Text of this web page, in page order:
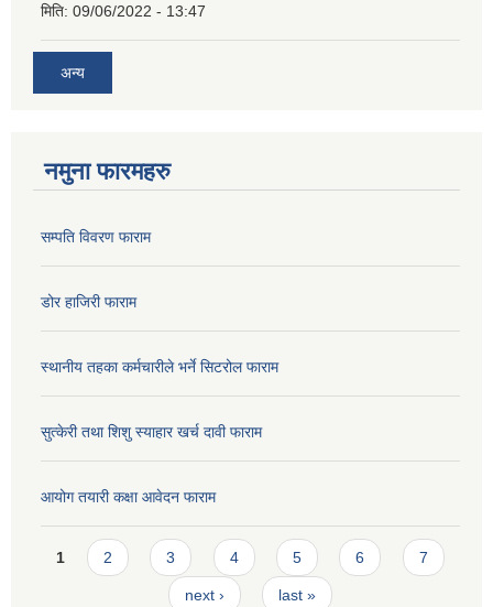
मिति: 09/06/2022 - 13:47
अन्य
नमुना फारमहरु
सम्पति विवरण फाराम
डोर हाजिरी फाराम
स्थानीय तहका कर्मचारीले भर्ने सिटरोल फाराम
सुत्केरी तथा शिशु स्याहार खर्च दावी फाराम
आयोग तयारी कक्षा आवेदन फाराम
Pages
1 2 3 4 5 6 7
next › last »